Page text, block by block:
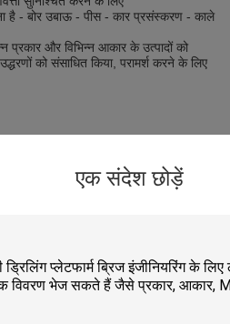
एक संदेश छोड़ें
है - बोर उबाऊ - पीस - कार प्रसंस्करण - काले
और विभिन्न आकार के उत्पादों को
को संसाधित किया, परामर्श करने के लिए